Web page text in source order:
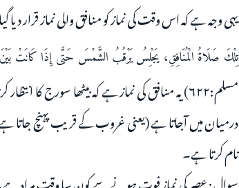
یہی وجہ ہے کہ اس وقت کی نماز کو منافق والی نماز قرار دیا
تِلْكَ صَلَاةُ الْمُنَافِقِ، يَجْلِسُ يَرْقُبُ الشَّمْسَ حَتَّى إِذَا كَانَتْ بَيْنَ
مسلم:۶۲۲) یہ منافق کی نماز ہے کہ بیٹھا سورج
درمیان میں آجاتا ہے (یعنی غروب کے قریب پہنچ جاتا ہے)
نام کرتا ہے۔